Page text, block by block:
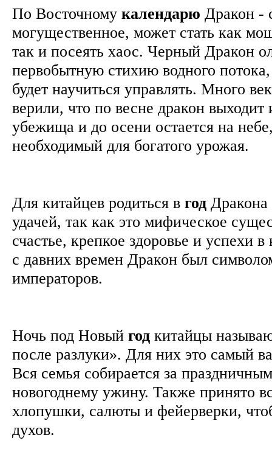
По Восточному календарю Дракон -
могущественное, может стать как
так и посеять хаос. Черный Дракон
первобытную стихию водного
будет научиться управлять. Много
верили, что по весне дракон выходит
убежища и до осени остается на
необходимый для богатого урожая.
Для китайцев родиться в год Дракона
удачей, так как это мифическое
счастье, крепкое здоровье и успехи
с давних времен Дракон был
императоров.
Ночь под Новый год китайцы
после разлуки». Для них это самый
Вся семья собирается за
новогоднему ужину. Также принято
хлопушки, салюты и фейерверки,
духов.